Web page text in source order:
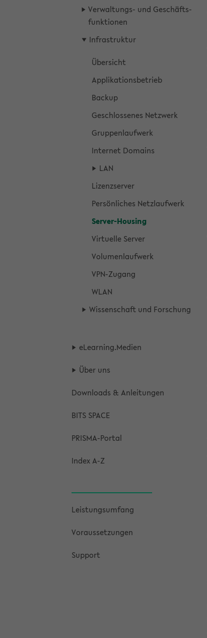
Verwaltungs-​ und Ge­schäfts­
funk­tio­nen
In­fra­struk­tur
Über­sicht
Ap­pli­ka­ti­ons­be­trieb
Back­up
Ge­schlos­se­nes Netz­werk
Grup­pen­lauf­werk
In­ter­net Do­mains
LAN
Li­zenz­ser­ver
Per­sön­li­ches Netz­lauf­werk
Server-​Housing
Vir­tu­el­le Ser­ver
Vo­lu­men­lauf­werk
VPN-​Zugang
WLAN
Wis­sen­schaft und For­schung
eLear­ning.Me­di­en
Über uns
Down­loads & An­lei­tun­gen
BITS SPACE
PRISMA-​Portal
Index A-Z
Leis­tungs­um­fang
Vor­aus­set­zun­gen
Sup­port